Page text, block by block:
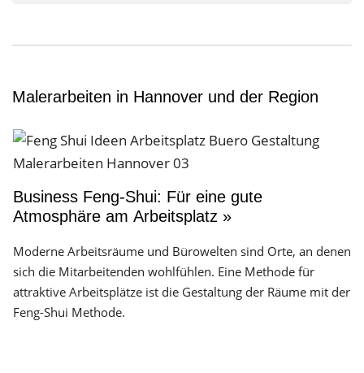
Malerarbeiten in Hannover und der Region
Business Feng-Shui: Für eine gute
Atmosphäre am Arbeitsplatz »
Moderne Arbeitsräume und Bürowelten sind Orte, an denen
sich die Mitarbeitenden wohlfühlen. Eine Methode für
attraktive Arbeitsplätze ist die Gestaltung der Räume mit der
Feng-Shui Methode.